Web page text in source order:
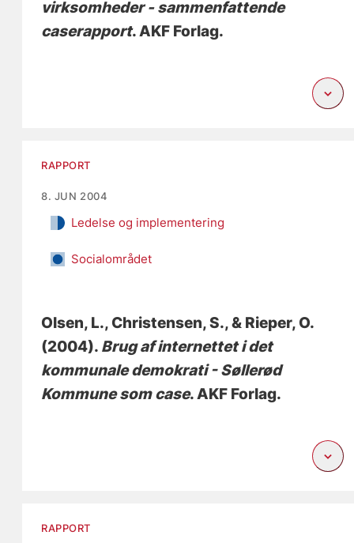
virksomheder - sammenfattende
caserapport. AKF Forlag.
RAPPORT
8. JUN 2004
Ledelse og implementering
Socialområdet
Olsen, L., Christensen, S., & Rieper, O.
(2004). Brug af internettet i det
kommunale demokrati - Søllerød
Kommune som case. AKF Forlag.
RAPPORT